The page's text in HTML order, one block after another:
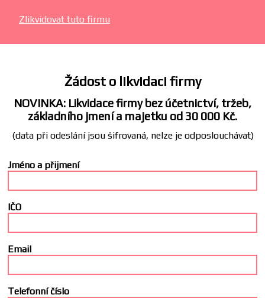
Zlikvidovat tuto firmu
Žádost o likvidaci firmy
NOVINKA: Likvidace firmy bez účetnictví, tržeb,
základního jmení a majetku od 30 000 Kč.
(data při odeslání jsou šifrovaná, nelze je odposlouchávat)
Jméno a přijmení
IČO
Email
Telefonní číslo